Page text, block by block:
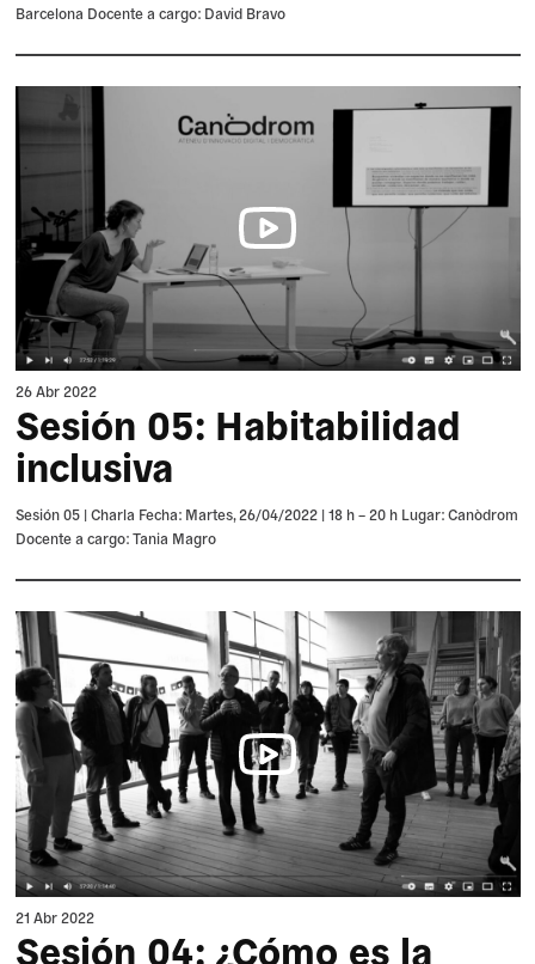
Barcelona Docente a cargo: David Bravo
26 Abr 2022
Sesión 05: Habitabilidad
inclusiva
Sesión 05 | Charla Fecha: Martes, 26/04/2022 | 18 h – 20 h Lugar: Canòdrom
Docente a cargo: Tania Magro
21 Abr 2022
Sesión 04: ¿Cómo es la